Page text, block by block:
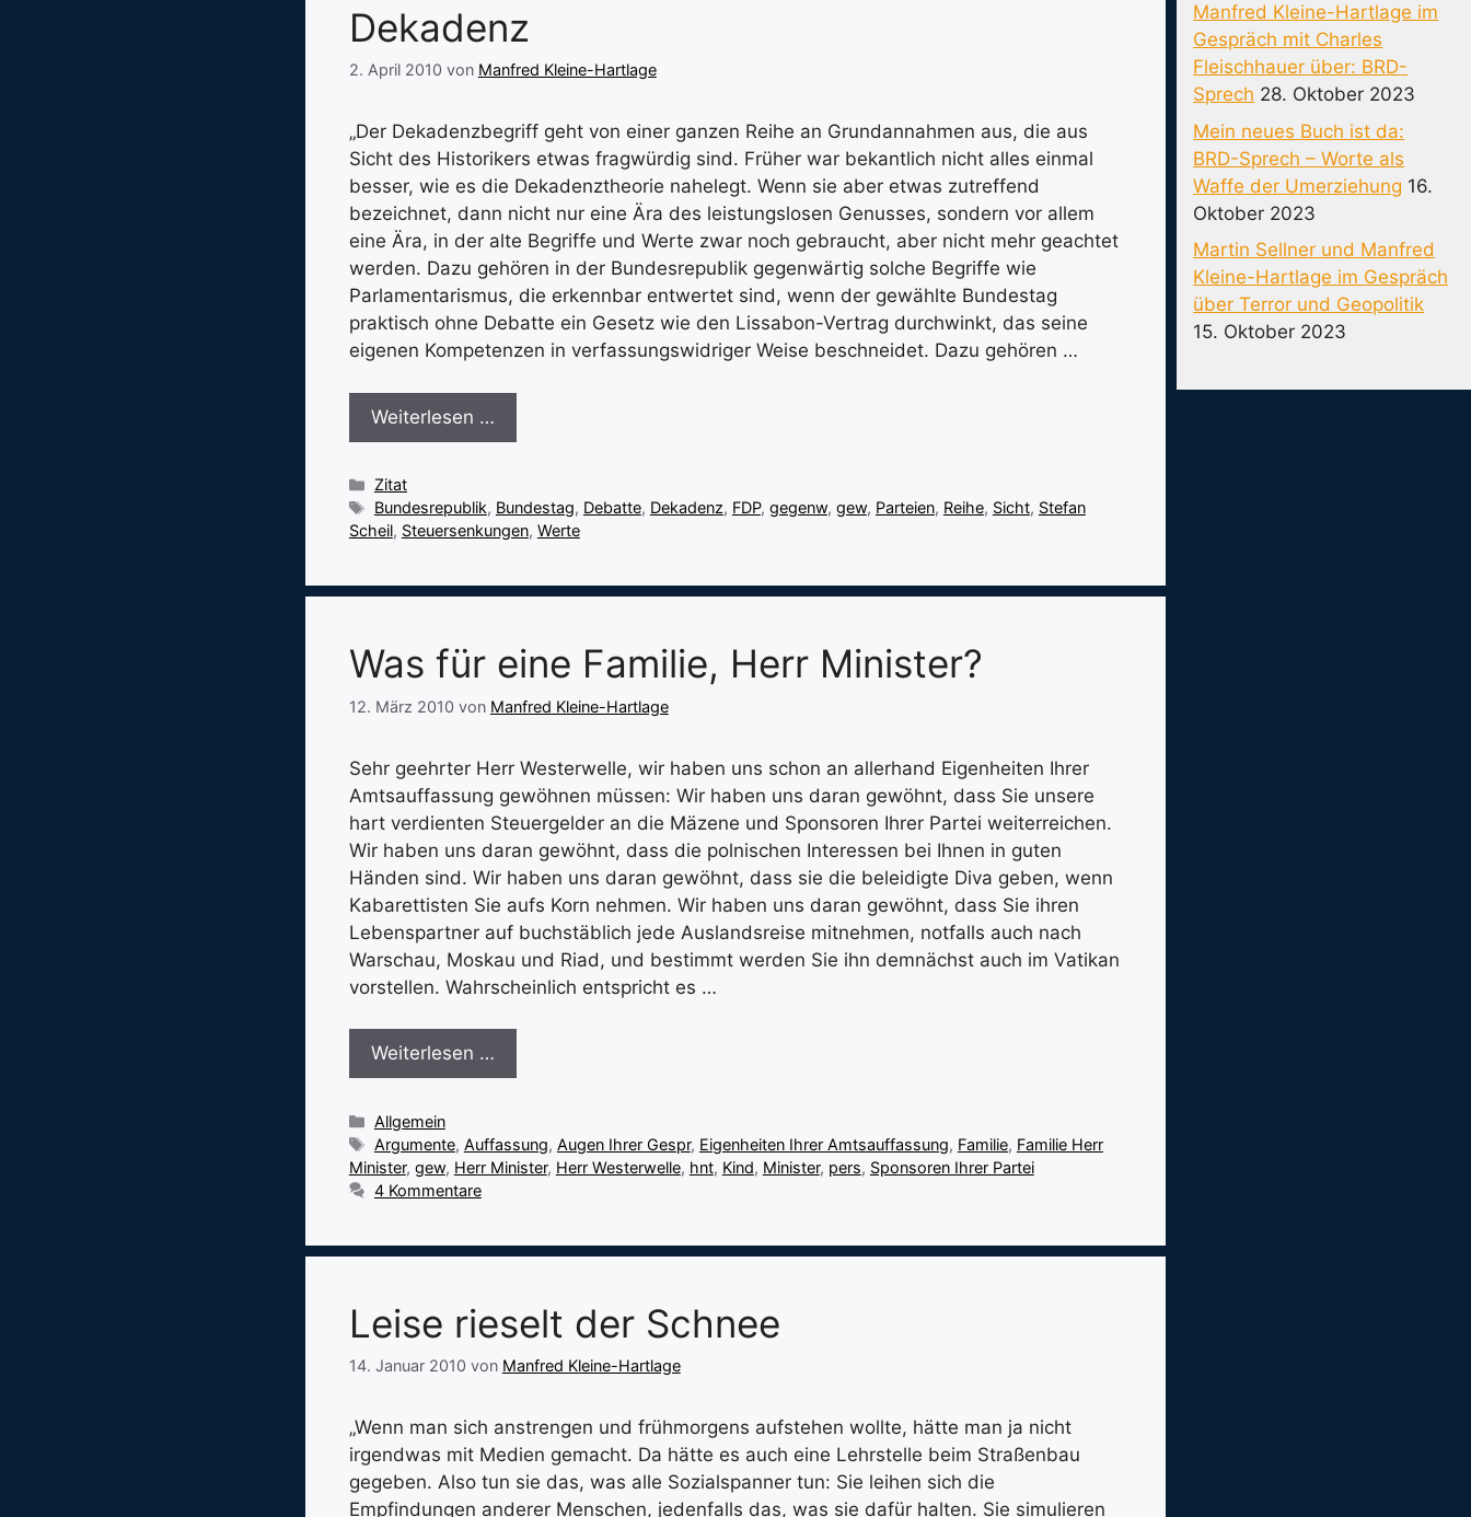
Dekadenz
2. April 2010 von Manfred Kleine-Hartlage
„Der Dekadenzbegriff geht von einer ganzen Reihe an Grundannahmen aus, die aus
Sicht des Historikers etwas fragwürdig sind. Früher war bekantlich nicht alles einmal
besser, wie es die Dekadenztheorie nahelegt. Wenn sie aber etwas zutreffend
bezeichnet, dann nicht nur eine Ära des leistungslosen Genusses, sondern vor allem
eine Ära, in der alte Begriffe und Werte zwar noch gebraucht, aber nicht mehr geachtet
werden. Dazu gehören in der Bundesrepublik gegenwärtig solche Begriffe wie
Parlamentarismus, die erkennbar entwertet sind, wenn der gewählte Bundestag
praktisch ohne Debatte ein Gesetz wie den Lissabon-Vertrag durchwinkt, das seine
eigenen Kompetenzen in verfassungswidriger Weise beschneidet. Dazu gehören …
Weiterlesen …
Kategorien
Zitat
Schlagwörter
Bundesrepublik, Bundestag, Debatte, Dekadenz, FDP, gegenw, gew, Parteien, Reihe, Sicht, Stefan
Scheil, Steuersenkungen, Werte
Was für eine Familie, Herr Minister?
12. März 2010 von Manfred Kleine-Hartlage
Sehr geehrter Herr Westerwelle, wir haben uns schon an allerhand Eigenheiten Ihrer
Amtsauffassung gewöhnen müssen: Wir haben uns daran gewöhnt, dass Sie unsere
hart verdienten Steuergelder an die Mäzene und Sponsoren Ihrer Partei weiterreichen.
Wir haben uns daran gewöhnt, dass die polnischen Interessen bei Ihnen in guten
Händen sind. Wir haben uns daran gewöhnt, dass sie die beleidigte Diva geben, wenn
Kabarettisten Sie aufs Korn nehmen. Wir haben uns daran gewöhnt, dass Sie ihren
Lebenspartner auf buchstäblich jede Auslandsreise mitnehmen, notfalls auch nach
Warschau, Moskau und Riad, und bestimmt werden Sie ihn demnächst auch im Vatikan
vorstellen. Wahrscheinlich entspricht es …
Weiterlesen …
Kategorien
Allgemein
Schlagwörter
Argumente, Auffassung, Augen Ihrer Gespr, Eigenheiten Ihrer Amtsauffassung, Familie, Familie Herr
Minister, gew, Herr Minister, Herr Westerwelle, hnt, Kind, Minister, pers, Sponsoren Ihrer Partei
4 Kommentare
Leise rieselt der Schnee
14. Januar 2010 von Manfred Kleine-Hartlage
„Wenn man sich anstrengen und frühmorgens aufstehen wollte, hätte man ja nicht
irgendwas mit Medien gemacht. Da hätte es auch eine Lehrstelle beim Straßenbau
gegeben. Also tun sie das, was alle Sozialspanner tun: Sie leihen sich die
Empfindungen anderer Menschen, jedenfalls das, was sie dafür halten. Sie simulieren
Manfred Kleine-Hartlage im
Gespräch mit Charles
Fleischhauer über: BRD-
Sprech 28. Oktober 2023
Mein neues Buch ist da:
BRD-Sprech – Worte als
Waffe der Umerziehung 16.
Oktober 2023
Martin Sellner und Manfred
Kleine-Hartlage im Gespräch
über Terror und Geopolitik
15. Oktober 2023